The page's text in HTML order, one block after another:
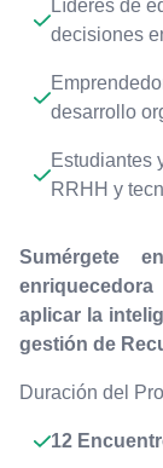
Líderes de
decisiones
desarrollo
Estudiantes
RRHH y
Sumérgete
aplicar la
gestión de
Duración del
12